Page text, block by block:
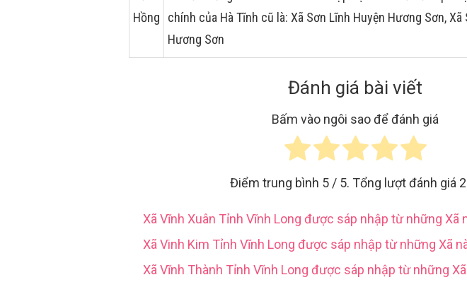
Hồng
chính của Hà Tĩnh cũ là: Xã Sơn Lĩnh Huyện Hương Sơn, Xã
Hương Sơn
Đánh giá bài viết
Bấm vào ngôi sao để đánh giá
Điểm trung bình 5 / 5. Tổng lượt đánh giá
Xã Vĩnh Xuân Tỉnh Vĩnh Long được sáp nhập từ những Xã
Xã Vinh Kim Tỉnh Vĩnh Long được sáp nhập từ những Xã
Xã Vĩnh Thành Tỉnh Vĩnh Long được sáp nhập từ những